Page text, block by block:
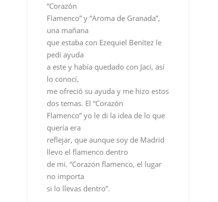
“Corazón
Flamenco” y “Aroma de Granada”,
una mañana
que estaba con Ezequiel Benítez le
pedí ayuda
a este y había quedado con Jaci, así
lo conocí,
me ofreció su ayuda y me hizo estos
dos temas. El “Corazón
Flamenco” yo le di la idea de lo que
quería era
reflejar, que aunque soy de Madrid
llevo el flamenco dentro
de mi. “Corazón flamenco, el lugar
no importa
si lo llevas dentro”.